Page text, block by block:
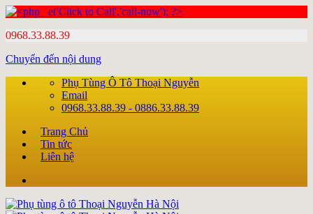
0968.33.88.39
Chuyển đến nội dung
Phụ Tùng Ô Tô Thoại Nguyễn
Email
0968.33.88.39 - 0886.33.88.39
Trang Chủ
Tin tức
Liên hệ